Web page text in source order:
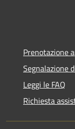
Prenotazione
Segnalazione
Leggi le FAQ
Richiesta